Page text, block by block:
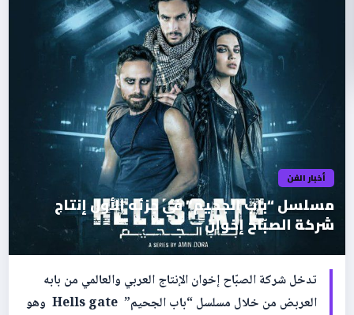
أخبار الفن
مسلسل “باب الجحيم” في جزئه الأول إنتاج
شركة الصبّاح إخوان
تدخل شركة الصبّاح إخوان الإنتاج العربي والعالمي من بابه
العربض من خلال مسلسل “باب الجحيم” Hells gate وهو